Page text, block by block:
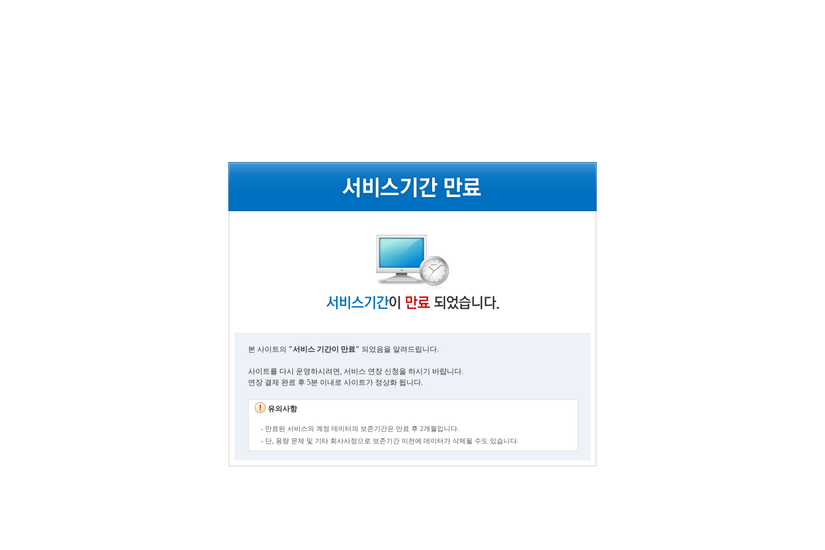
본 사이트의 "서비스 기간이 만료" 되었음을 알려드립니다.
사이트를 다시 운영하시려면, 서비스 연장 신청을 하시기 바랍니다.
연장 결제 완료 후 5분 이내로 사이트가 정상화 됩니다.
유의사항
- 만료된 서비스의 계정 데이터의 보존기간은 만료 후 2개월입니다.
- 단, 용량 문제 및 기타 회사사정으로 보존기간 이전에 데이터가 삭제될 수도 있습니다.